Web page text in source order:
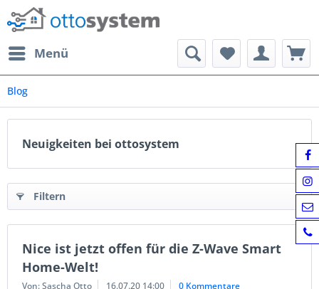
Menü
Blog
Neuigkeiten bei ottosystem
Filtern
Nice ist jetzt offen für die Z-Wave Smart
Home-Welt!
Von: Sascha Otto 16.07.20 14:00 0 Kommentare